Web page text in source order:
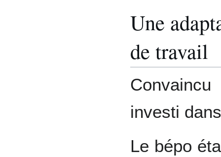
Une
de travail
investi
Le bépo